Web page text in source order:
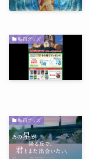
映画グッズ
映画グッズ